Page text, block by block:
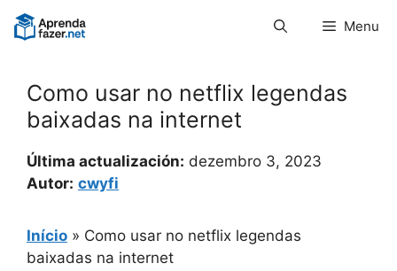
Pular
para
Menu
Como usar no netflix legendas
baixadas na internet
Última actualización: dezembro 3, 2023
Autor: cwyfi
Início » Como usar no netflix legendas
baixadas na internet